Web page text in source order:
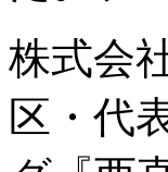
株式会
区・代